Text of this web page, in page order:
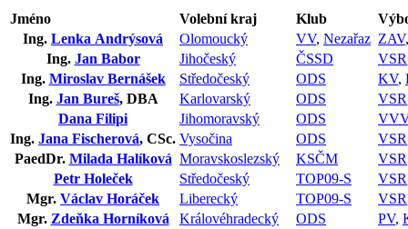
Jméno Volební kraj Klub
Ing. Lenka Andrýsová Olomoucký VV, Nezařaz ZAV
Ing. Jan Babor Jihočeský ČSSD VSR
Ing. Miroslav Bernášek Středočeský ODS KV,
Ing. Jan Bureš, DBA Karlovarský ODS VSR
Dana Filipi
Jihomoravský ODS
Ing. Jana Fischerová, CSc. Vysočina ODS VSR
PaedDr. Milada Halíková Moravskoslezský KSČM
VSR
Petr Holeček
Středočeský TOP09-S VSR
Mgr. Václav Horáček Liberecký TOP09-S VSR
Mgr. Zdeňka Horníková Královéhradecký ODS PV,